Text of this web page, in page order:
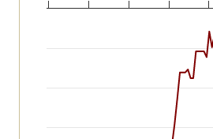
The chart has 1 X axis
The chart has 1 Y axis